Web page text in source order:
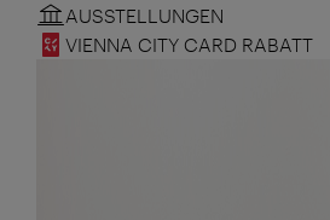
AUSSTELLUNGEN
VIENNA CITY CARD RABATT